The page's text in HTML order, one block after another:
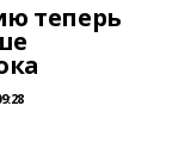
теперь